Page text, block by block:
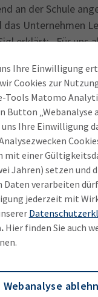
Ihre Einwilligung
Cookies zur
Tools Matomo
Button „Webanalyse
Ihre Einwilligung
mit einer
Jahren) setzen und
Daten verarbeiten
jederzeit mit
Hier finden Sie auch
Webanalyse
an der Schule
das Unternehmen
erklärt: „Für uns
um die
wie eine
lernen in den
und
kennen.“
Rektor
es nach zwei
besonders wichtig,
Erfahrungen in
sondern
Schülern auch,